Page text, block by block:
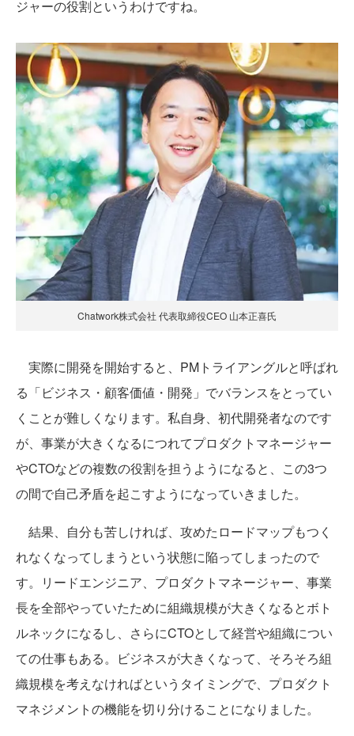
ジャーの役割というわけですね。
Chatwork株式会社 代表取締役CEO 山本正喜氏
実際に開発を開始すると、PMトライアングルと呼ばれ
る「ビジネス・顧客価値・開発」でバランスをとってい
くことが難しくなります。私自身、初代開発者なのです
が、事業が大きくなるにつれてプロダクトマネージャー
やCTOなどの複数の役割を担うようになると、この3つ
の間で自己矛盾を起こすようになっていきました。
結果、自分も苦しければ、攻めたロードマップもつく
れなくなってしまうという状態に陥ってしまったので
す。リードエンジニア、プロダクトマネージャー、事業
長を全部やっていたために組織規模が大きくなるとボト
ルネックになるし、さらにCTOとして経営や組織につい
ての仕事もある。ビジネスが大きくなって、そろそろ組
織規模を考えなければというタイミングで、プロダクト
マネジメントの機能を切り分けることになりました。